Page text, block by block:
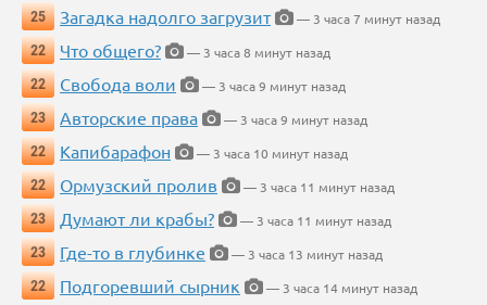
25 Загадка надолго загрузит
— 3 часа 7 минут назад
22
Что общего?
— 3 часа 8 минут назад
22
Свобода воли
— 3 часа 9 минут назад
23
Авторские права
— 3 часа 9 минут назад
22
Капибарафон
— 3 часа 10 минут назад
22
Ормузский пролив
— 3 часа 11 минут назад
23
Думают ли крабы?
— 3 часа 11 минут назад
23
Где-то в глубинке
— 3 часа 13 минут назад
22
Подгоревший сырник
— 3 часа 14 минут назад